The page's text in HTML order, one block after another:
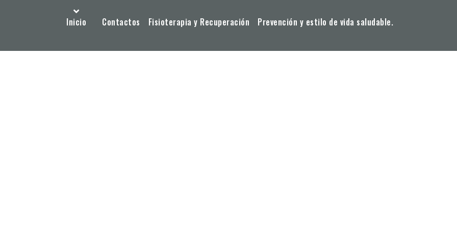
Inicio Contactos Fisioterapia y Recuperación Prevención y estilo de vida saludable.